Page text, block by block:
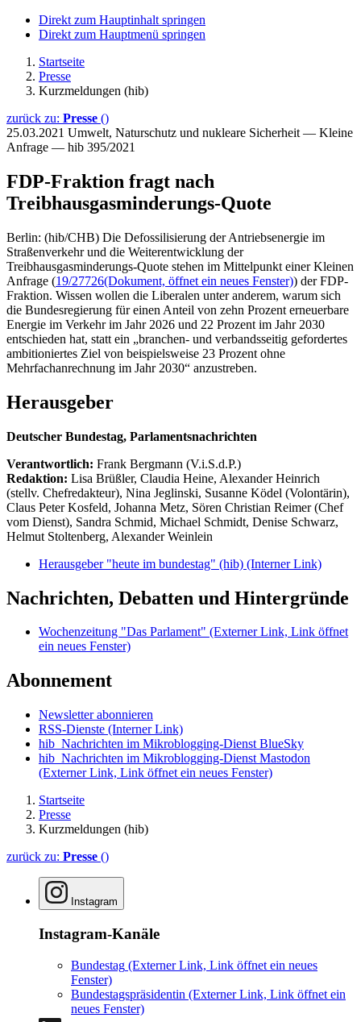
Direkt zum Hauptinhalt springen
Direkt zum Hauptmenü springen
Startseite
Presse
Kurzmeldungen (hib)
zurück zu: Presse ()
25.03.2021 Umwelt, Naturschutz und nukleare Sicherheit — Kleine
Anfrage — hib 395/2021
FDP-Fraktion fragt nach
Treibhausgasminderungs-Quote
Berlin: (hib/CHB) Die Defossilisierung der Antriebsenergie im
Straßenverkehr und die Weiterentwicklung der
Treibhausgasminderungs-Quote stehen im Mittelpunkt einer Kleinen
Anfrage (19/27726(Dokument, öffnet ein neues Fenster)) der FDP-
Fraktion. Wissen wollen die Liberalen unter anderem, warum sich
die Bundesregierung für einen Anteil von zehn Prozent erneuerbare
Energie im Verkehr im Jahr 2026 und 22 Prozent im Jahr 2030
entschieden hat, statt ein „branchen- und verbandsseitig gefordertes
ambitioniertes Ziel von beispielsweise 23 Prozent ohne
Mehrfachanrechnung im Jahr 2030“ anzustreben.
Herausgeber
Deutscher Bundestag, Parlamentsnachrichten
Verantwortlich: Frank Bergmann (V.i.S.d.P.)
Redaktion: Lisa Brüßler, Claudia Heine, Alexander Heinrich
(stellv. Chefredakteur), Nina Jeglinski, Susanne Ködel (Volontärin),
Claus Peter Kosfeld, Johanna Metz, Sören Christian Reimer (Chef
vom Dienst), Sandra Schmid, Michael Schmidt, Denise Schwarz,
Helmut Stoltenberg, Alexander Weinlein
Herausgeber "heute im bundestag" (hib) (Interner Link)
Nachrichten, Debatten und Hintergründe
Wochenzeitung "Das Parlament" (Externer Link, Link öffnet
ein neues Fenster)
Abonnement
Newsletter abonnieren
RSS-Dienste (Interner Link)
hib_Nachrichten im Mikroblogging-Dienst BlueSky
hib_Nachrichten im Mikroblogging-Dienst Mastodon
(Externer Link, Link öffnet ein neues Fenster)
Startseite
Presse
Kurzmeldungen (hib)
zurück zu: Presse ()
Instagram
Instagram-Kanäle
Bundestag (Externer Link, Link öffnet ein neues
Fenster)
Bundestagspräsidentin (Externer Link, Link öffnet ein
neues Fenster)